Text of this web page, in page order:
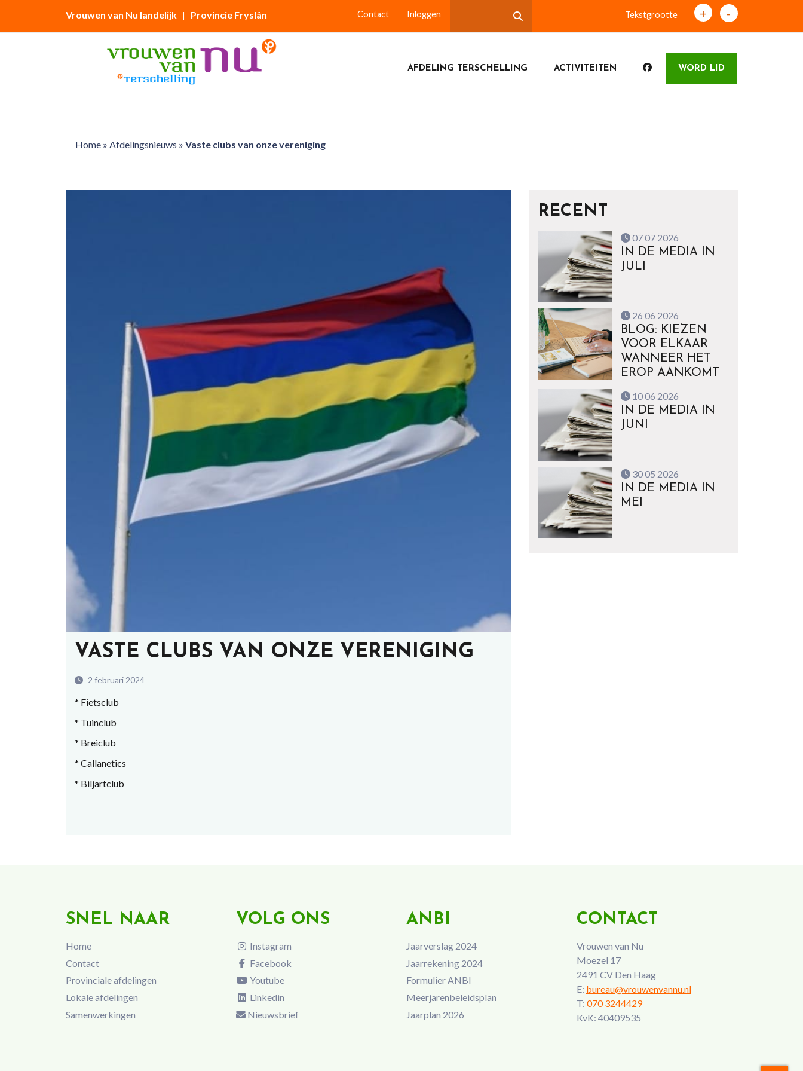
Vrouwen van Nu landelijk | Provincie Fryslân Contact Inloggen Tekstgrootte + -
AFDELING TERSCHELLING ACTIVITEITEN WORD LID
Home» Afdelingsnieuws » Vaste clubs van onze vereniging
VASTE CLUBS VAN ONZE VERENIGING
2 februari 2024
* Fietsclub
* Tuinclub
* Breiclub
* Callanetics
* Biljartclub
RECENT
07 07 2026
IN DE MEDIA IN
JULI
26 06 2026
BLOG: KIEZEN
VOOR ELKAAR
WANNEER HET
EROP AANKOMT
10 06 2026
IN DE MEDIA IN
JUNI
30 05 2026
IN DE MEDIA IN
MEI
SNEL NAAR
Home
Contact
Provinciale afdelingen
Lokale afdelingen
Samenwerkingen
VOLG ONS
Instagram
Facebook
Youtube
Linkedin
Nieuwsbrief
ANBI
Jaarverslag 2024
Jaarrekening 2024
Formulier ANBI
Meerjarenbeleidsplan
Jaarplan 2026
CONTACT
Vrouwen van Nu
Moezel 17
2491 CV Den Haag
E: bureau@vrouwenvannu.nl
T: 070 3244429
KvK: 40409535